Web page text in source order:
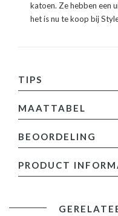
katoen. Ze hebben een
het is nu te koop bij
TIPS
MAATTABEL
BEOORDELING
toevoegen
PRODUCT
- Kleur: Zie Afbeelding